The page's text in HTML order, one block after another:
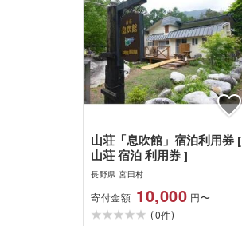
山荘「息吹館」宿泊利用券 [
山荘 宿泊 利用券 ]
長野県 宮田村
寄付金額 10,000 円〜
(0件)